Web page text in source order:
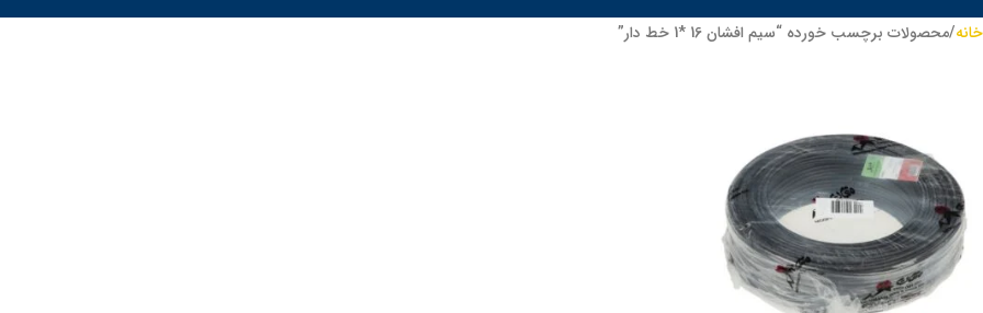
خانه محصولات برچسب خورده “سیم افشان 16 *1 خط دار”